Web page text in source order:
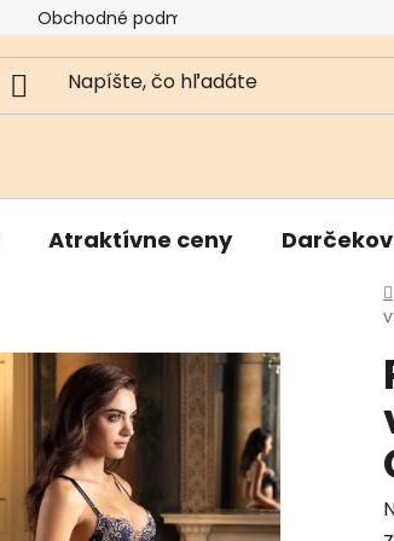
Obchodné podmienky
Atraktívne ceny